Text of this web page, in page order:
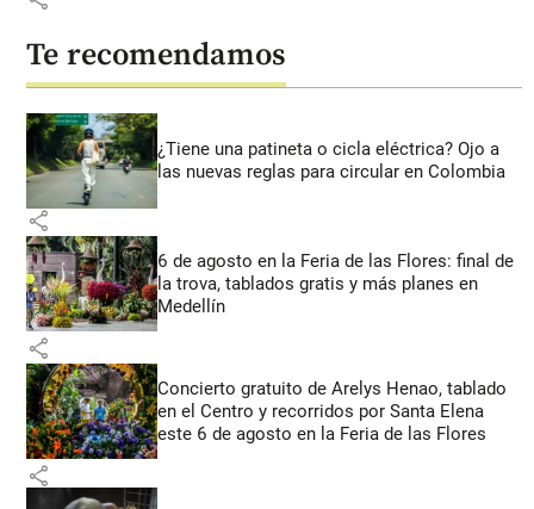
Te recomendamos
¿Tiene una patineta o cicla eléctrica? Ojo a
las nuevas reglas para circular en Colombia
share
6 de agosto en la Feria de las Flores: final de
la trova, tablados gratis y más planes en
Medellín
share
Concierto gratuito de Arelys Henao, tablado
en el Centro y recorridos por Santa Elena
este 6 de agosto en la Feria de las Flores
share